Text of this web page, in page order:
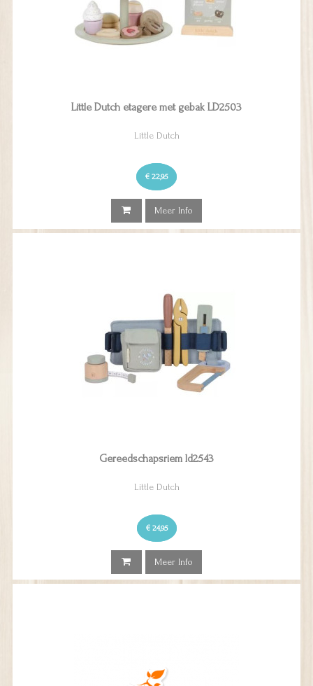
Little Dutch etagere met gebak LD2503
Little Dutch
€ 22,95
Meer Info
Gereedschapsriem ld2543
Little Dutch
€ 24,95
Meer Info